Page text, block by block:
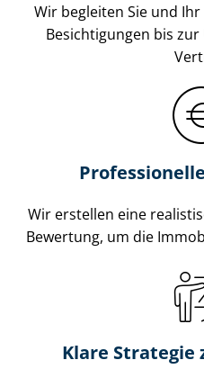
Wir begleiten Sie und
Besichtigungen bis
Wir erstellen eine
Bewertung, um die
Klare